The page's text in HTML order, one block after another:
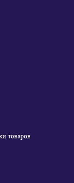
товаров